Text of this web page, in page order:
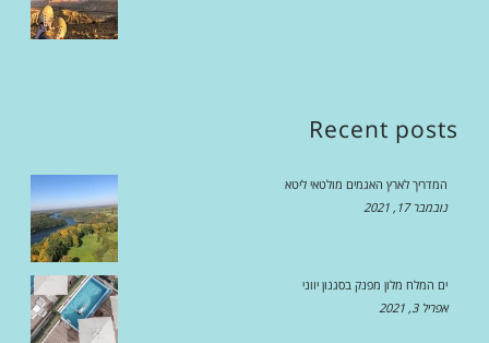
Recent posts
המדריך לארץ האגמים מולטאי ליטא
נובמבר 17, 2021
ים המלח מלון מפנק בסגנון יווני
אפריל 3, 2021